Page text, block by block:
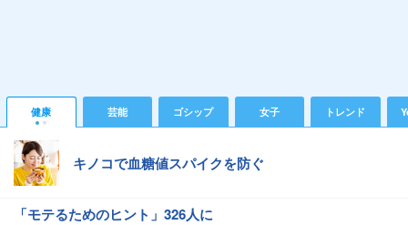
健康 芸能 ゴシップ 女子 トレンド
キノコで血糖値スパイクを防ぐ
「モテるためのヒント」326人に